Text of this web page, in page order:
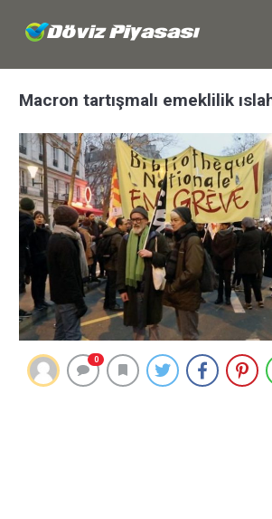
Macron tartışmalı emeklilik
0